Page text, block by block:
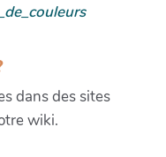
dans des sites
wiki.